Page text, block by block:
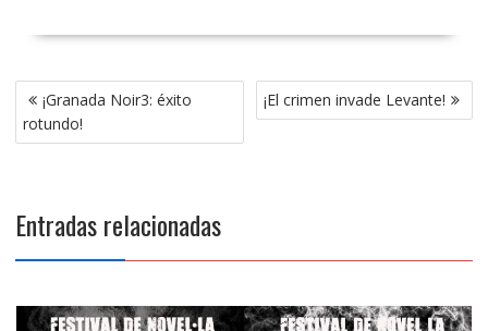
Navegación
de
entradas
¡Granada Noir3: éxito
rotundo!
¡El crimen invade Levante!
Entradas relacionadas